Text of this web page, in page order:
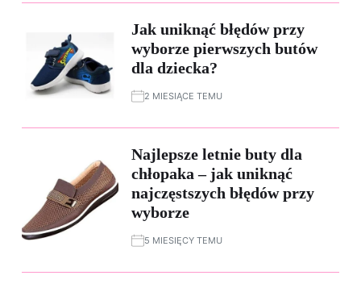
Jak uniknąć błędów przy
wyborze pierwszych butów
dla dziecka?
2 MIESIĄCE TEMU
Najlepsze letnie buty dla
chłopaka – jak uniknąć
najczęstszych błędów przy
wyborze
5 MIESIĘCY TEMU